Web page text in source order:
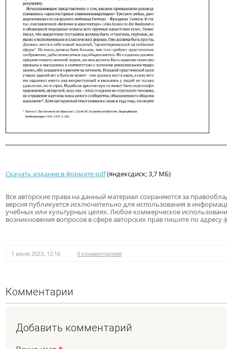
Скачать издание в формате pdf(яндексдиск; 3,7 МБ)
Все авторские права на данный материал сохраняются за
версия публикуется исключительно для использования в
учебных или культурных целях. Любое коммерческое
возникновения вопросов в сфере авторских прав пишите по адресу
1 июля 2023, 12:16 0 комментариев
Комментарии
Добавить комментарий